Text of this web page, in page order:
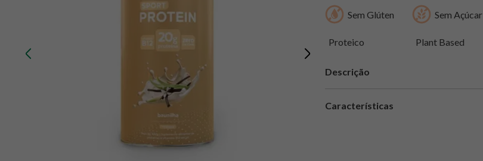
Sem Glúten Sem Açúcar
Proteico Plant Based
Descrição
Características
creatina mundo verde